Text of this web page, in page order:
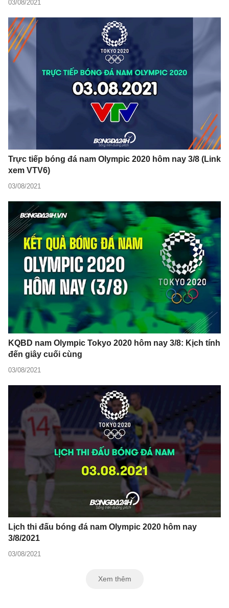
03/08/2021
Trực tiếp bóng đá nam Olympic 2020 hôm nay 3/8 (Link
xem VTV6)
03/08/2021
KQBD nam Olympic Tokyo 2020 hôm nay 3/8: Kịch tính
đến giây cuối cùng
03/08/2021
Lịch thi đấu bóng đá nam Olympic 2020 hôm nay
3/8/2021
03/08/2021
Xem thêm